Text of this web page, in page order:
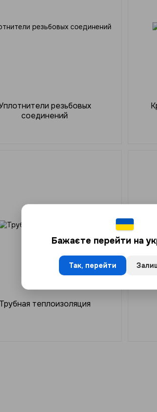
резьбовых
соединений
Трубная теплоизоляция
Бажаєте перейти на
Так, перейти